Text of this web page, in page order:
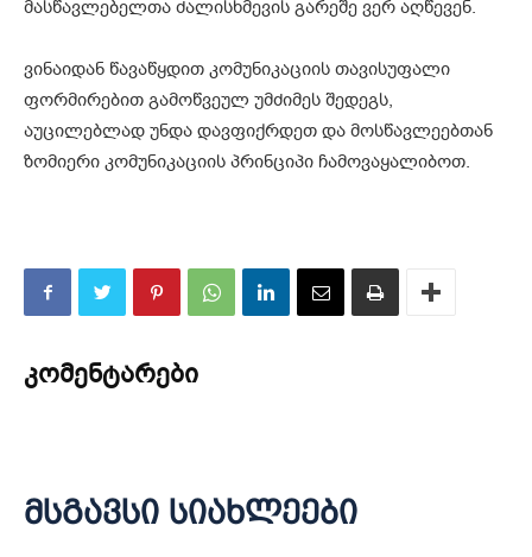
მასწავლებელთა ძალისხმევის გარეშე ვერ აღწევენ.
ვინაიდან წავაწყდით კომუნიკაციის თავისუფალი
ფორმირებით გამოწვეულ უმძიმეს შედეგს,
აუცილებლად უნდა დავფიქრდეთ და მოსწავლეებთან
ზომიერი კომუნიკაციის პრინციპი ჩამოვაყალიბოთ.
კომენტარები
მსგავსი სიახლეები